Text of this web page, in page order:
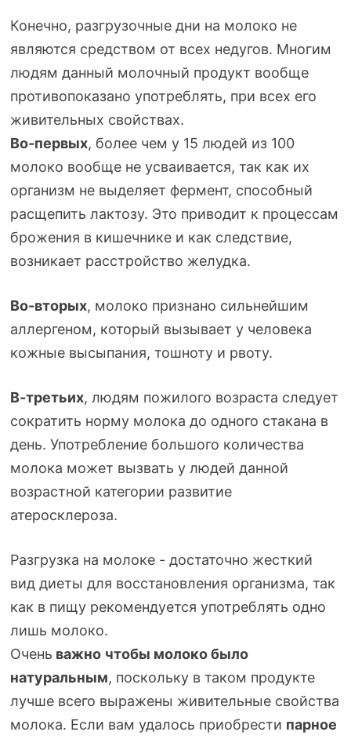
Конечно, разгрузочные дни на молоко не
являются средством от всех недугов. Многим
людям данный молочный продукт вообще
противопоказано употреблять, при всех его
живительных свойствах.
Во-первых, более чем у 15 людей из 100
молоко вообще не усваивается, так как их
организм не выделяет фермент, способный
расщепить лактозу. Это приводит к процессам
брожения в кишечнике и как следствие,
возникает расстройство желудка.
Во-вторых, молоко признано сильнейшим
аллергеном, который вызывает у человека
кожные высыпания, тошноту и рвоту.
В-третьих, людям пожилого возраста следует
сократить норму молока до одного стакана в
день. Употребление большого количества
молока может вызвать у людей данной
возрастной категории развитие
атеросклероза.
Разгрузка на молоке - достаточно жесткий
вид диеты для восстановления организма, так
как в пищу рекомендуется употреблять одно
лишь молоко.
Очень важно чтобы молоко было
натуральным, поскольку в таком продукте
лучше всего выражены живительные свойства
молока. Если вам удалось приобрести парное